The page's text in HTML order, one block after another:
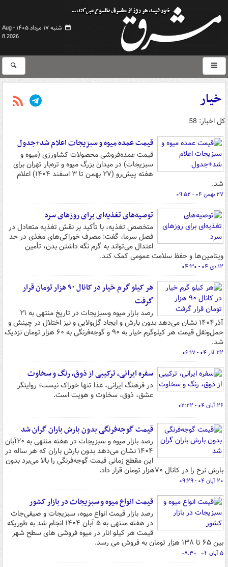
شنبه ۱۷ مرداد ۱۴۰۵ -
Aug
8 2026
خیار
کل اخبار: 58
قیمت عمده‌ میوه و سبزیجات اعلام شد+جدول
قیمت عمده‌فروشی محصولات کشاورزی (میوه و
سبزیجات) در میدان بزرگ میوه و تره‌بار تهران برای
هفته پیش‌رو (۲۷ بهمن تا ۳ اسفند ۱۴۰۴) اعلام
شد.
۲۷ بهمن ۰۴ - ۰۹:۵۲
توصیه‌های تغذیه‌ای برای روزهای سرد
متخصص تغذیه، با تأکید بر نقش تغذیه متعادل در
فصل سرما، گفت: مصرف خوراکی‌های مغذی در حد
اعتدال می‌تواند به گرم نگه داشتن بدن، تأمین
ویتامین‌ها و حفظ سلامت عمومی کمک کند.
۱۲ دی ۰۴ - ۰۴:۳۰
هر کیلو گرم خیار در کانال ۹۰ هزار تومان قرار
گرفت
رصد بازار میوه وسبزیجات در تاریخ منتهی به ۲۱
آذر۱۴۰۴ نشان می‌دهد بدون بارش و ایجاد گل‌ولایی و نیز اختلال در چینش و
حمل‌ونقل قیمت هر کیلوگرم خیار به ۹۰ و گوجه‌فرنگی به ۶۰ هزار تومان نزدیک
شد.
۲۲ آذر ۰۴ - ۰۶:۱۷
سفره ایرانی، ترکیبی از ذوق، رنگ و سخاوت
در فرهنگ ایرانی، غذا تنها خوراک نیست؛ روایتگر
عشق، ذوق، سخاوت و هویت است.
۲۶ آبان ۰۴ - ۰۲:۲۲
قیمت گوجه‌فرنگی بدون بارش باران گران شد
رصد بازار میوه و سبزیجات در هفته منتهی به ۲۰آبان
۱۴۰۴ نشان می‌دهد بدون بارش باران که هر ساله در
این مقطع زمانی قیمت گوجه‌فرنگی را بالا می‌برد بدون
بارش نرخ را در کانال ۷۰هزار تومان قرار داد.
۲۰ آبان ۰۴ - ۰۹:۲۹
قیمت انواع میوه و سبزیجات در بازار کشور
رصد بازار قیمت انواع میوه، سبزیجات و صیفی‌جات
در هفته منتهی به ۵ آبان ۱۴۰۴ انجام شد به طوریکه
قیمت هر کیلو انار در میوه فروشی های سطح شهر
بین ۶۵ تا ۱۳۸ هزار تومان به فروش می رسد.
۵ آبان ۰۴ - ۰۸:۳۰